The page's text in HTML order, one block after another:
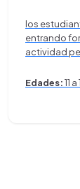
los
entrando
actividad
Edades:11 a